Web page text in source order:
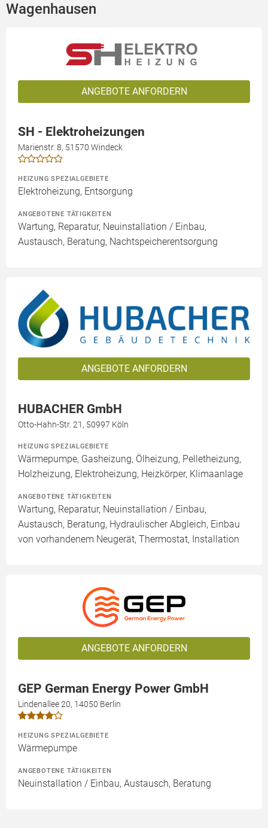
Wagenhausen
ANGEBOTE ANFORDERN
SH - Elektroheizungen
Marienstr. 8, 51570 Windeck
HEIZUNG SPEZIALGEBIETE
Elektroheizung, Entsorgung
ANGEBOTENE TÄTIGKEITEN
Wartung, Reparatur, Neuinstallation / Einbau,
Austausch, Beratung, Nachtspeicherentsorgung
ANGEBOTE ANFORDERN
HUBACHER GmbH
Otto-Hahn-Str. 21, 50997 Köln
HEIZUNG SPEZIALGEBIETE
Wärmepumpe, Gasheizung, Ölheizung, Pelletheizung,
Holzheizung, Elektroheizung, Heizkörper, Klimaanlage
ANGEBOTENE TÄTIGKEITEN
Wartung, Reparatur, Neuinstallation / Einbau,
Austausch, Beratung, Hydraulischer Abgleich, Einbau
von vorhandenem Neugerät, Thermostat, Installation
ANGEBOTE ANFORDERN
GEP German Energy Power GmbH
Lindenallee 20, 14050 Berlin
HEIZUNG SPEZIALGEBIETE
Wärmepumpe
ANGEBOTENE TÄTIGKEITEN
Neuinstallation / Einbau, Austausch, Beratung